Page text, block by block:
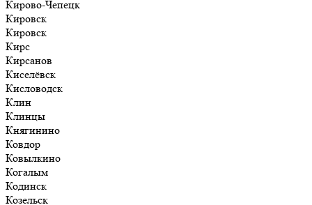
Кирово-Чепецк
Кировск
Кировск
Кирс
Кирсанов
Киселёвск
Кисловодск
Клин
Клинцы
Княгинино
Ковдор
Ковылкино
Когалым
Кодинск
Козельск